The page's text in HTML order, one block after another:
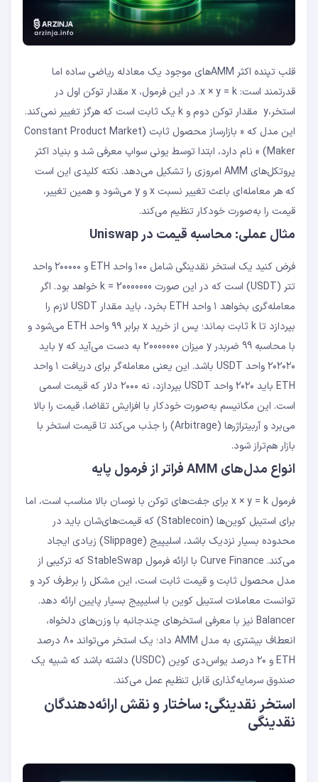
قلب تپنده اکثر AMM‌های موجود یک معادله ریاضی ساده اما
قدرتمند است: x × y = k. در این فرمول، x مقدار توکن اول در
استخر،y مقدار توکن دوم و k یک ثابت است که هرگز تغییر نمی‌کند.
این مدل که « بازارساز محصول ثابت (Constant Product Market
Maker) » نام دارد، ابتدا توسط یونی سواپ معرفی شد و بنیاد اکثر
پروتکل‌های AMM امروزی را تشکیل می‌دهد. نکته کلیدی این است
که هر معامله‌ای باعث تغییر نسبت x و y می‌شود و همین تغییر،
قیمت را به‌صورت خودکار تنظیم می‌کند.
مثال عملی: محاسبه قیمت در Uniswap
فرض کنید یک استخر نقدینگی شامل ۱۰۰ واحد ETH و ۲۰۰۰۰۰ واحد
تتر (USDT) است که در این صورت k = 20000000 خواهد بود. اگر
معامله‌گری بخواهد ۱ واحد ETH بخرد، باید مقدار USDT لازم را
بپردازد تا k ثابت بماند؛ پس از خرید x برابر ۹۹ واحد ETH می‌شود و
با محاسبه 99 ضربدر y میزان 20000000 به دست می‌آید که y باید
۲۰۲۰۲۰ واحد USDT باشد. این یعنی معامله‌گر برای دریافت ۱ واحد
ETH باید ۲۰۲۰ واحد USDT بپردازد، نه ۲۰۰۰ دلار که قیمت اسمی
است. این مکانیسم به‌صورت خودکار با افزایش تقاضا، قیمت را بالا
می‌برد و آربیتراژرها (Arbitrage) را جذب می‌کند تا قیمت استخر با
بازار هم‌تراز شود.
انواع مدل‌های AMM فراتر از فرمول پایه
فرمول x × y = k برای جفت‌های توکن با نوسان بالا مناسب است، اما
برای استیبل ‌کوین‌ها (Stablecoin) که قیمت‌های‌شان باید در
محدوده بسیار نزدیک باشد، اسلیپیج (Slippage) زیادی ایجاد
می‌کند. Curve Finance با ارائه فرمول StableSwap که ترکیبی از
مدل محصول ثابت و قیمت ثابت است، این مشکل را برطرف کرد و
توانست معاملات استیبل ‌کوین با اسلیپیج بسیار پایین ارائه دهد.
Balancer نیز با معرفی استخرهای چندجانبه با وزن‌های دلخواه،
انعطاف بیشتری به مدل AMM داد؛ یک استخر می‌تواند ۸۰ درصد
ETH و ۲۰ درصد یواس‌دی کوین (USDC) داشته باشد که شبیه یک
صندوق سرمایه‌گذاری قابل تنظیم عمل می‌کند.
استخر نقدینگی: ساختار و نقش ارائه‌دهندگان
نقدینگی